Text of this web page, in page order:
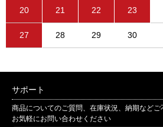
20 21 22 23
27 28 29 30
サポート
商品についてのご質問、在庫状況、納期などご
お気軽にお問い合わせください